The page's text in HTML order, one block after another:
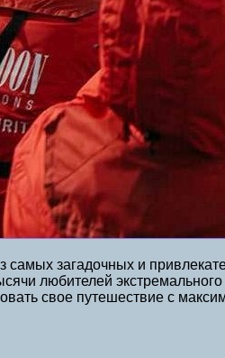
самых загадочных и
любителей
свое путешествие с